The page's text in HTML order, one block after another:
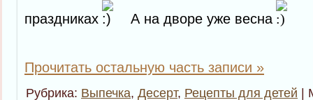
праздниках
А на дворе уже весна
Прочитать остальную часть записи »
Рубрика: Выпечка, Десерт, Рецепты для детей |